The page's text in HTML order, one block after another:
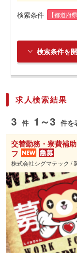
検索条件 【都道府
検索条件を
求人検索結果
3 件 1～3 件を
交替勤務・寮費補
フ
株式会社シグマテック /